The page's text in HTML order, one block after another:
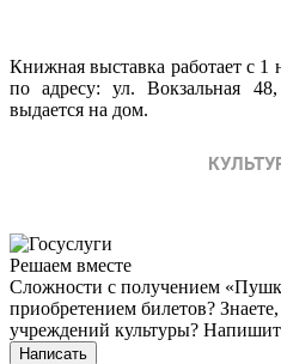
Книжная выставка работает с 1
по адресу: ул. Вокзальная
выдается на дом.
Решаем вместе
Сложности с получением
приобретением билетов?
учреждений культуры?
Написать